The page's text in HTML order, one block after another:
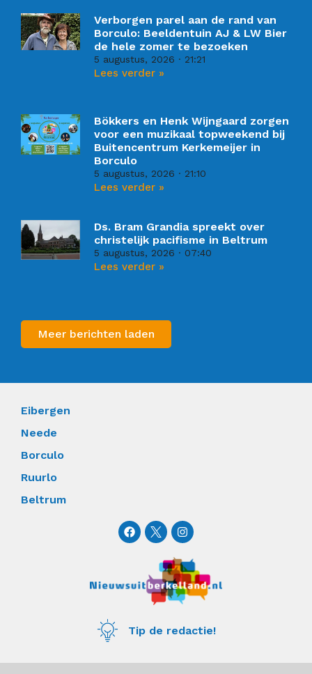
Verborgen parel aan de rand van
Borculo: Beeldentuin AJ & LW Bier
de hele zomer te bezoeken
5 augustus, 2026 21:21
Lees verder »
Bökkers en Henk Wijngaard zorgen
voor een muzikaal topweekend bij
Buitencentrum Kerkemeijer in
Borculo
5 augustus, 2026 21:10
Lees verder »
Ds. Bram Grandia spreekt over
christelijk pacifisme in Beltrum
5 augustus, 2026 07:40
Lees verder »
Meer berichten laden
Eibergen
Neede
Borculo
Ruurlo
Beltrum
F
a
c
o
o
I
n
s
t
a
g
r
a
Tip de redactie!